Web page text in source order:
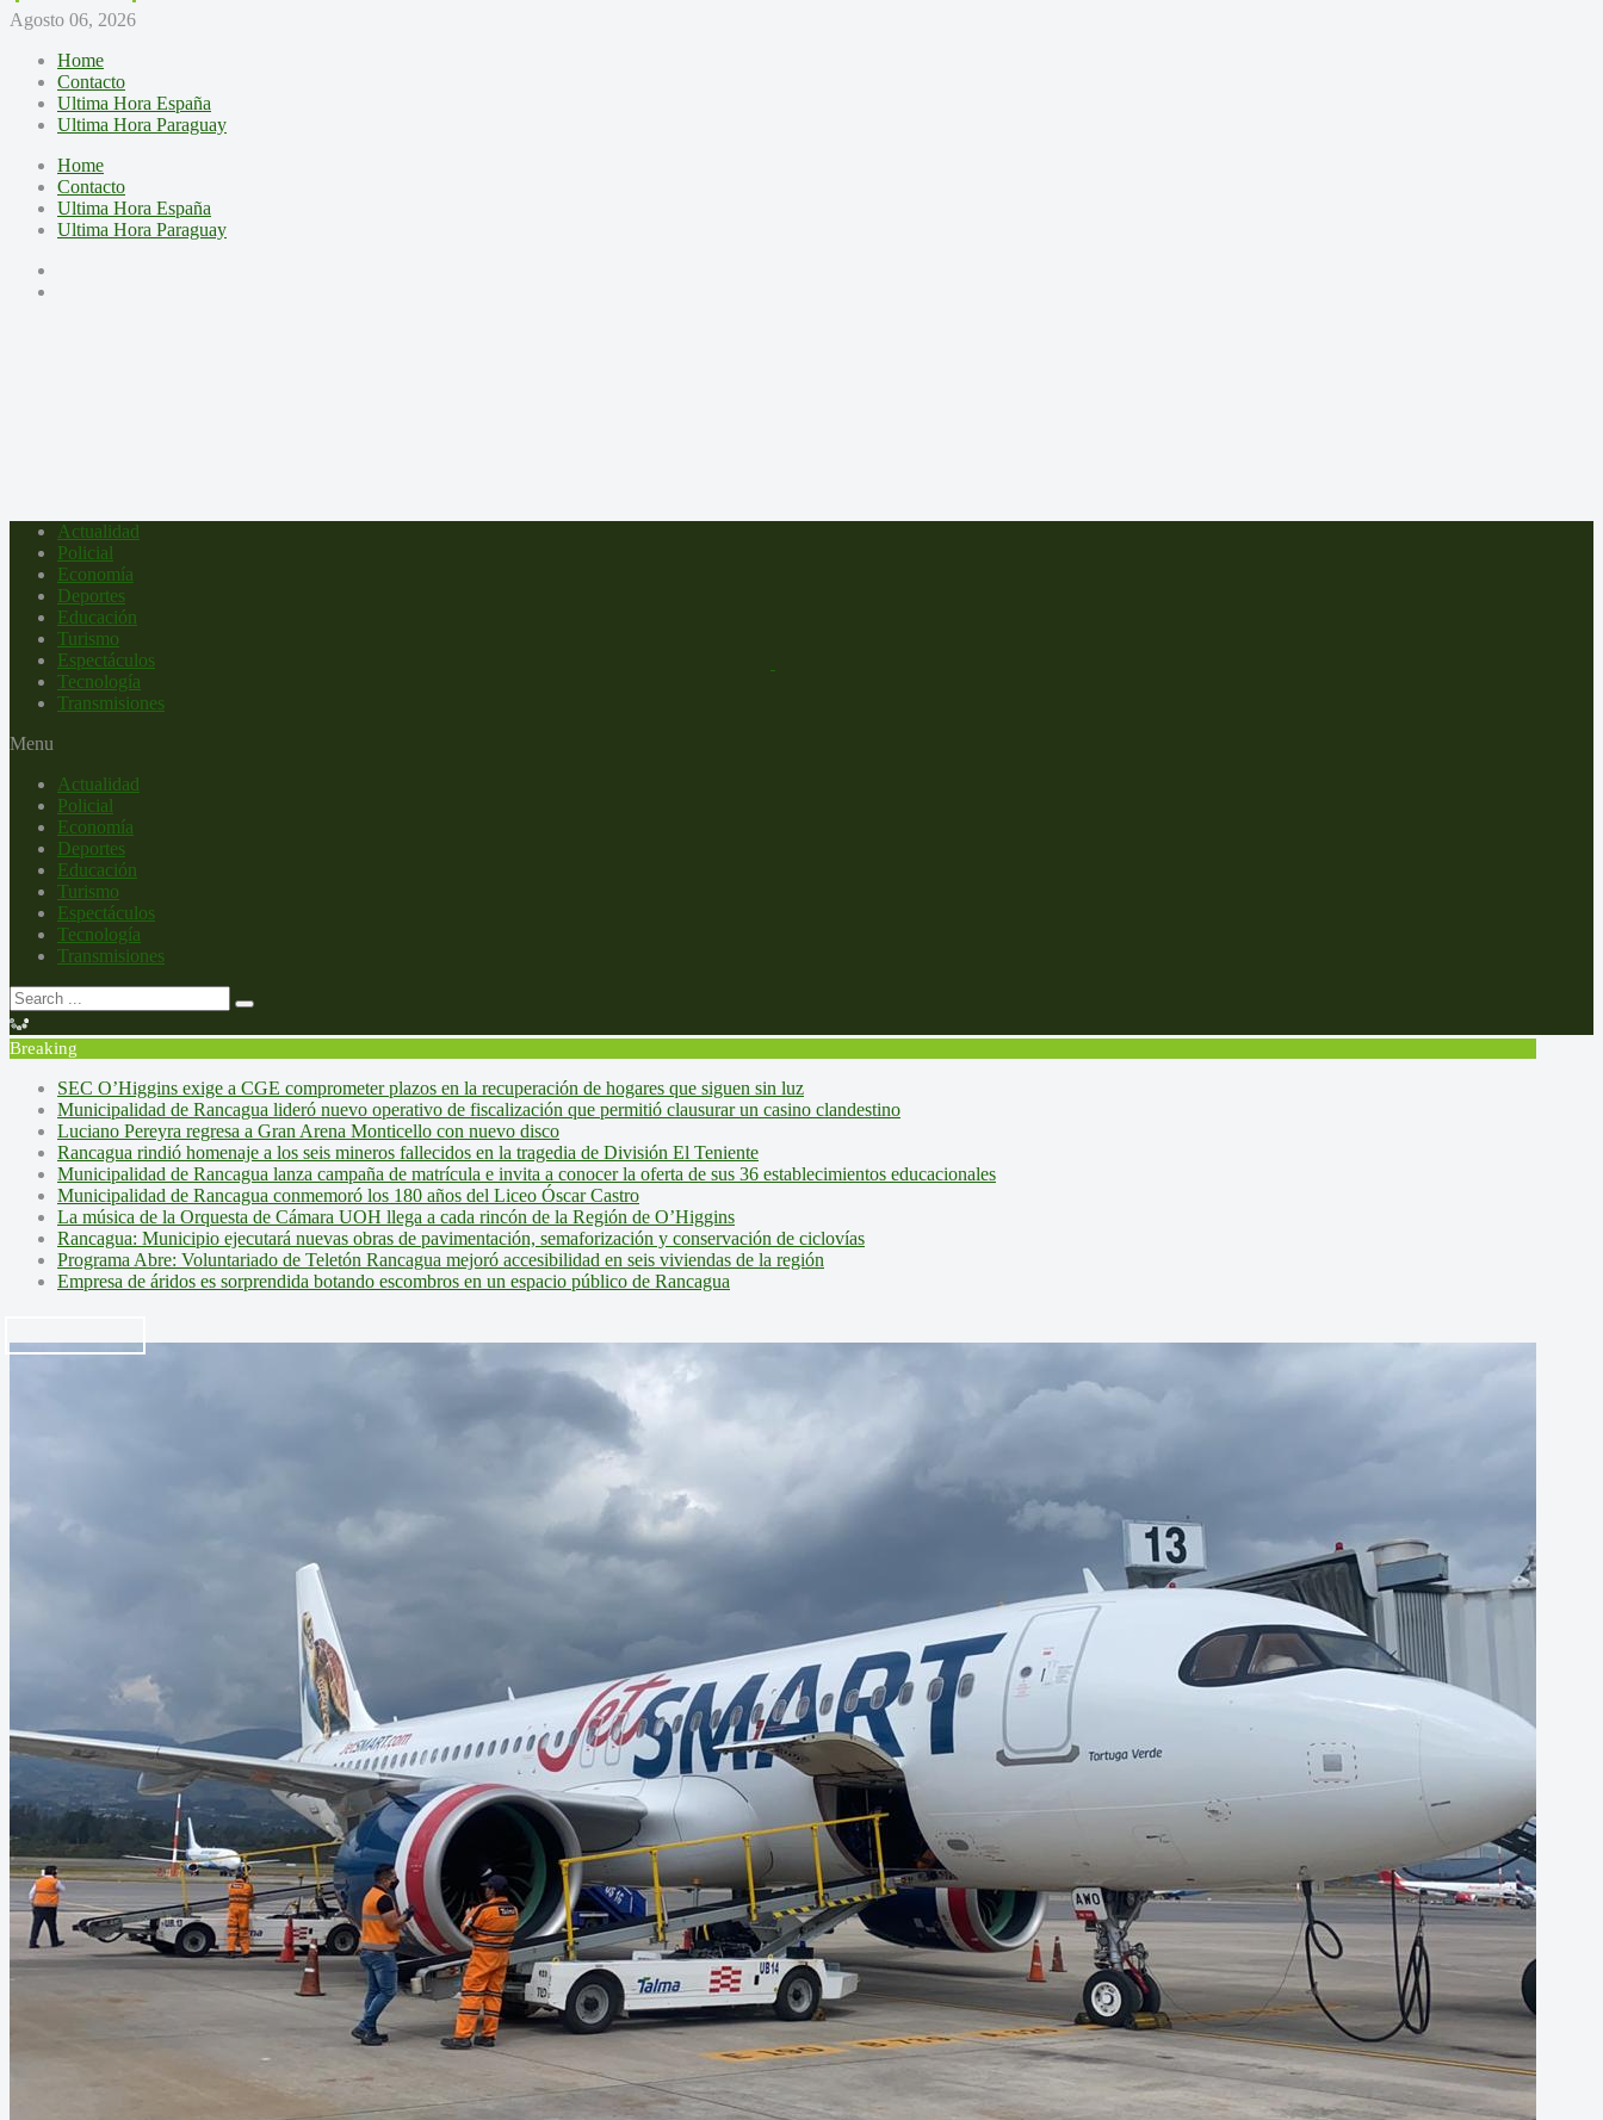
Agosto 06, 2026
Home
Contacto
Ultima Hora España
Ultima Hora Paraguay
Home
Contacto
Ultima Hora España
Ultima Hora Paraguay
Actualidad
Policial
Economía
Deportes
Educación
Turismo
Espectáculos
Tecnología
Transmisiones
Menu
Actualidad
Policial
Economía
Deportes
Educación
Turismo
Espectáculos
Tecnología
Transmisiones
Breaking
SEC O’Higgins exige a CGE comprometer plazos en la recuperación de hogares que siguen sin luz
Municipalidad de Rancagua lideró nuevo operativo de fiscalización que permitió clausurar un casino clandestino
Luciano Pereyra regresa a Gran Arena Monticello con nuevo disco
Rancagua rindió homenaje a los seis mineros fallecidos en la tragedia de División El Teniente
Municipalidad de Rancagua lanza campaña de matrícula e invita a conocer la oferta de sus 36 establecimientos educacionales
Municipalidad de Rancagua conmemoró los 180 años del Liceo Óscar Castro
La música de la Orquesta de Cámara UOH llega a cada rincón de la Región de O’Higgins
Rancagua: Municipio ejecutará nuevas obras de pavimentación, semaforización y conservación de ciclovías
Programa Abre: Voluntariado de Teletón Rancagua mejoró accesibilidad en seis viviendas de la región
Empresa de áridos es sorprendida botando escombros en un espacio público de Rancagua